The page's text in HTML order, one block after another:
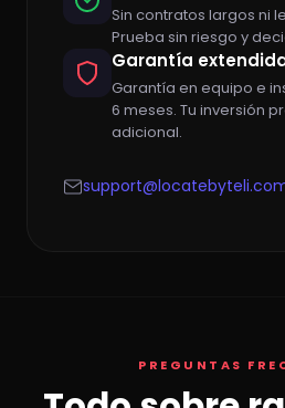
Sin contratos largos ni
Prueba sin riesgo y
Garantía
Garantía en equipo e
6 meses. Tu inversión
adicional.
PREGUNTAS